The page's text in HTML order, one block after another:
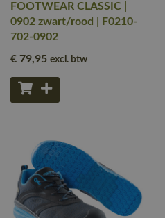
FOOTWEAR CLASSIC |
0902 zwart/rood | F0210-
702-0902
€ 79,95 excl. btw